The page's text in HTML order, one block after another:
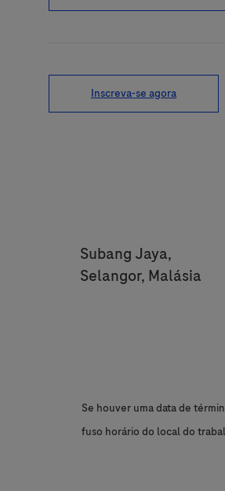
Inscreva-se agora
Location
Subang Jaya,
Selangor, Malásia
Se houver uma data de
fuso horário do local do